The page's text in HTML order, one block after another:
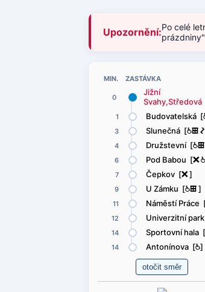
Upozornění:Po celé
MIN. ZASTÁVKA
0
Jižní
1 Budovatelská [
3 Slunečná [@æó
4 Družstevní [@æ
6 Pod Babou [ë@
7 Čepkov [ë]
9 U Zámku [@æ]
11 Náměstí Práce
12 Univerzitní
14 Sportovní hala [
14 Antonínova [@]